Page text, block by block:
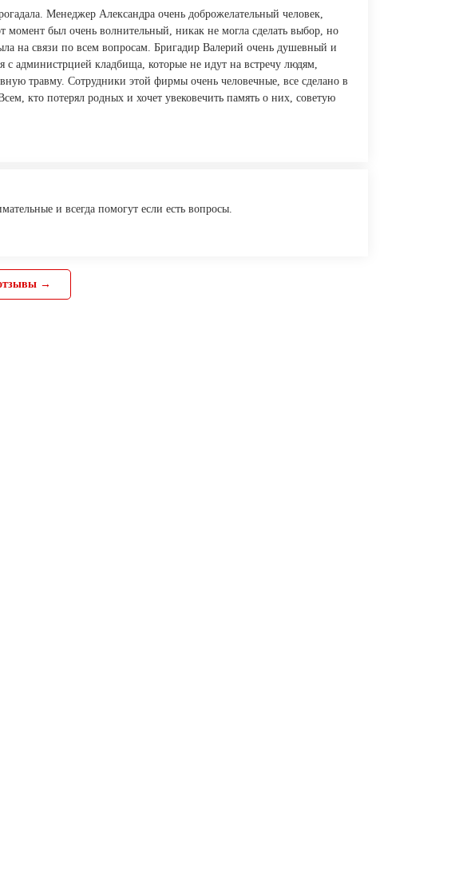
Менеджер Александра очень доброжелательный человек,
был очень волнительный, никак не могла сделать выбор, но
на связи по всем вопросам. Бригадир Валерий очень душевный и
с администрцией кладбища, которые не идут на встречу людям,
травму. Сотрудники этой фирмы очень человечные, все сделано в
кто потерял родных и хочет увековечить память о них, советую
и всегда помогут если есть вопросы.
→